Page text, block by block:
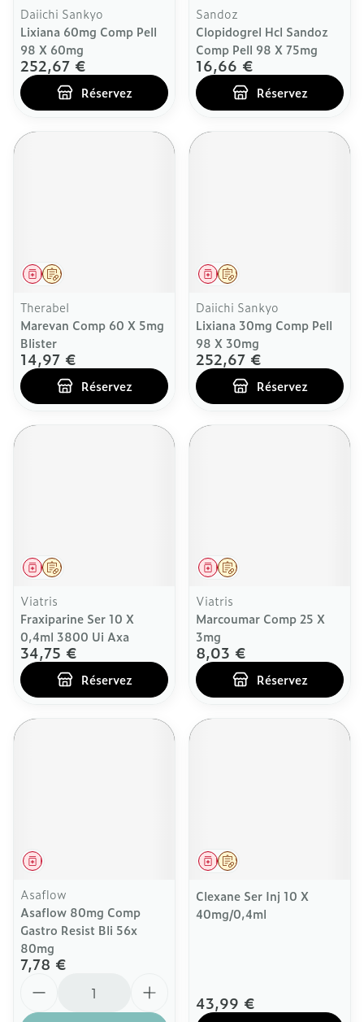
Daiichi Sankyo
Lixiana 60mg Comp Pell
98 X 60mg
252,67 €
Réservez
Sandoz
Clopidogrel Hcl Sandoz
Comp Pell 98 X 75mg
16,66 €
Réservez
Sur prescription
Médicament
Therabel
Marevan Comp 60 X 5mg
Blister
14,97 €
Réservez
Sur prescription
Médicament
Daiichi Sankyo
Lixiana 30mg Comp Pell
98 X 30mg
252,67 €
Réservez
Sur prescription
Médicament
Viatris
Fraxiparine Ser 10 X
0,4ml 3800 Ui Axa
34,75 €
Réservez
Sur prescription
Médicament
Viatris
Marcoumar Comp 25 X
3mg
8,03 €
Réservez
Médicament
Asaflow
Asaflow 80mg Comp
Gastro Resist Bli 56x
80mg
7,78 €
Sur prescription
Médicament
Clexane Ser Inj 10 X
40mg/0,4ml
43,99 €